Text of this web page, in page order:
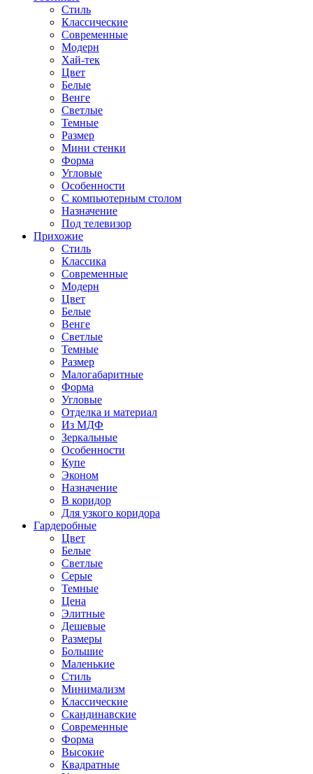
Стиль
Классические
Современные
Модерн
Хай-тек
Цвет
Белые
Венге
Светлые
Темные
Размер
Мини стенки
Форма
Угловые
Особенности
С компьютерным столом
Назначение
Под телевизор
Прихожие
Стиль
Классика
Современные
Модерн
Цвет
Белые
Венге
Светлые
Темные
Размер
Малогабаритные
Форма
Угловые
Отделка и материал
Из МДФ
Зеркальные
Особенности
Купе
Эконом
Назначение
В коридор
Для узкого коридора
Гардеробные
Цвет
Белые
Светлые
Серые
Темные
Цена
Элитные
Дешевые
Размеры
Большие
Маленькие
Стиль
Минимализм
Классические
Скандинавские
Современные
Форма
Высокие
Квадратные